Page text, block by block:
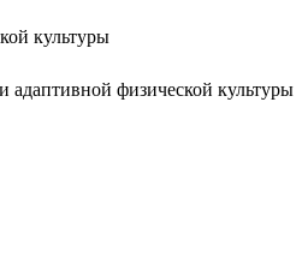
культуры
адаптивной физической культуры